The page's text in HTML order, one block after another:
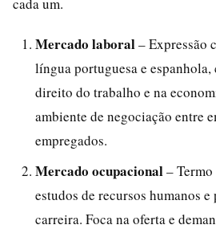
Mercado laboral– Expressão
língua portuguesa e
direito do trabalho e na
ambiente de negociação entre
empregados.
Mercado ocupacional–
estudos de recursos humanos
carreira. Foca na oferta e